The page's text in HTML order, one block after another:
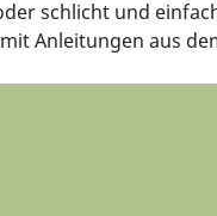
schlicht und
Anleitungen aus